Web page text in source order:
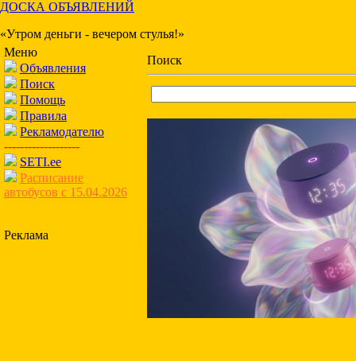
ДОСКА ОБЪЯВЛЕНИЙ
«Утром деньги - вечером стулья!»
Меню
Объявления
Поиск
Помощь
Правила
Рекламодателю
-------------------
SETI.ee
Расписание
автобусов с 15.04.2026
Реклама
Поиск